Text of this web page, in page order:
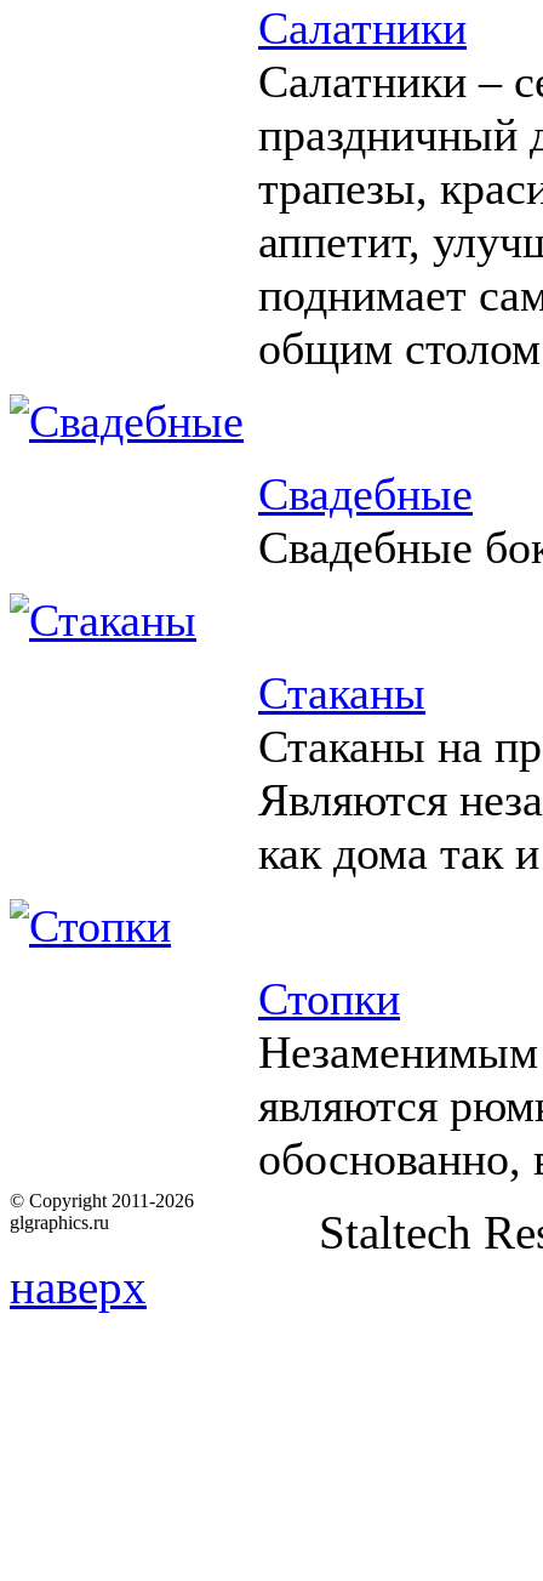
Салатники
Салатники –
праздничный
трапезы,
аппетит,
поднимает
общим
Свадебные
Свадебные
Стаканы
Стаканы на
Являются
как дома так
Стопки
Незаменимым
являются
обоснованно,
© Copyright 2011-2026
glgraphics.ru
Staltech
наверх